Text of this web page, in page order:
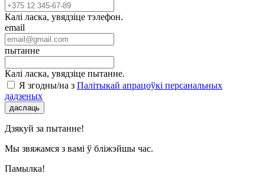
Калі ласка, увядзіце тэлефон.
email
пытанне
Калі ласка, увядзіце пытанне.
Я згодны/на з Палітыкай апрацоўкі персанальных
дадзеных
даслаць
Дзякуй за пытанне!
Мы звяжамся з вамі ў бліжэйшы час.
Памылка!